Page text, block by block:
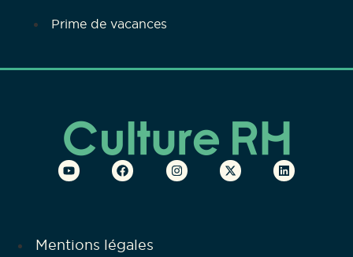
Prime de vacances
Mentions légales